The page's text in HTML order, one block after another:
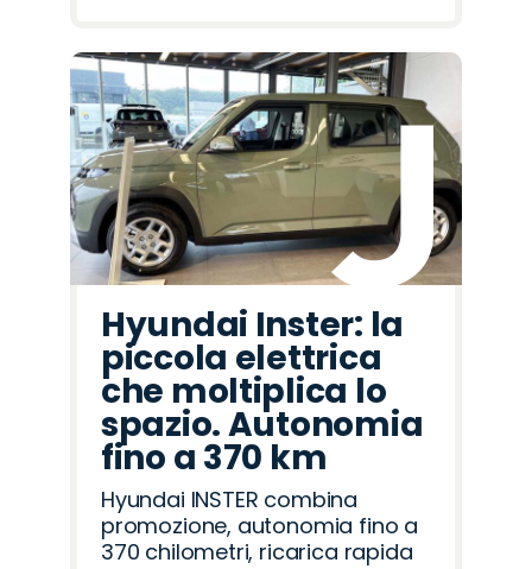
Hyundai Inster: la
piccola elettrica
che moltiplica lo
spazio. Autonomia
fino a 370 km
Hyundai INSTER combina
promozione, autonomia fino a
370 chilometri, ricarica rapida